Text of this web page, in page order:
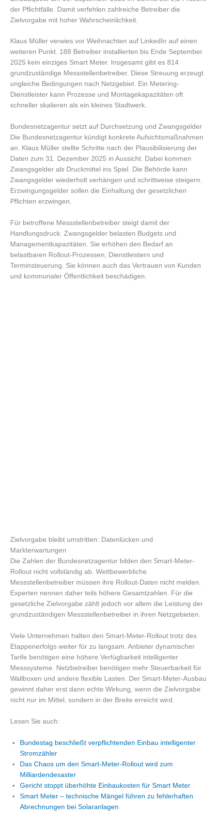
der Pflichtfälle. Damit verfehlen zahlreiche Betreiber die
Zielvorgabe mit hoher Wahrscheinlichkeit.
Klaus Müller verwies vor Weihnachten auf LinkedIn auf einen
weiteren Punkt. 188 Betreiber installierten bis Ende September
2025 kein einziges Smart Meter. Insgesamt gibt es 814
grundzuständige Messstellenbetreiber. Diese Streuung erzeugt
ungleiche Bedingungen nach Netzgebiet. Ein Metering-
Dienstleister kann Prozesse und Montagekapazitäten oft
schneller skalieren als ein kleines Stadtwerk.
Bundesnetzagentur setzt auf Durchsetzung und Zwangsgelder
Die Bundesnetzagentur kündigt konkrete Aufsichtsmaßnahmen
an. Klaus Müller stellte Schritte nach der Plausibilisierung der
Daten zum 31. Dezember 2025 in Aussicht. Dabei kommen
Zwangsgelder als Druckmittel ins Spiel. Die Behörde kann
Zwangsgelder wiederholt verhängen und schrittweise steigern.
Erzwingungsgelder sollen die Einhaltung der gesetzlichen
Pflichten erzwingen.
Für betroffene Messstellenbetreiber steigt damit der
Handlungsdruck. Zwangsgelder belasten Budgets und
Managementkapazitäten. Sie erhöhen den Bedarf an
belastbaren Rollout-Prozessen, Dienstleistern und
Terminsteuerung. Sie können auch das Vertrauen von Kunden
und kommunaler Öffentlichkeit beschädigen.
Zielvorgabe bleibt umstritten: Datenlücken und
Markterwartungen
Die Zahlen der Bundesnetzagentur bilden den Smart-Meter-
Rollout nicht vollständig ab. Wettbewerbliche
Messstellenbetreiber müssen ihre Rollout-Daten nicht melden.
Experten nennen daher teils höhere Gesamtzahlen. Für die
gesetzliche Zielvorgabe zählt jedoch vor allem die Leistung der
grundzuständigen Messstellenbetreiber in ihren Netzgebieten.
Viele Unternehmen halten den Smart-Meter-Rollout trotz des
Etappenerfolgs weiter für zu langsam. Anbieter dynamischer
Tarife benötigen eine höhere Verfügbarkeit intelligenter
Messsysteme. Netzbetreiber benötigen mehr Steuerbarkeit für
Wallboxen und andere flexible Lasten. Der Smart-Meter-Ausbau
gewinnt daher erst dann echte Wirkung, wenn die Zielvorgabe
nicht nur im Mittel, sondern in der Breite erreicht wird.
Lesen Sie auch:
Bundestag beschließt verpflichtenden Einbau intelligenter
Stromzähler
Das Chaos um den Smart-Meter-Rollout wird zum
Milliardendesaster
Gericht stoppt überhöhte Einbaukosten für Smart Meter
Smart Meter – technische Mängel führen zu fehlerhaften
Abrechnungen bei Solaranlagen